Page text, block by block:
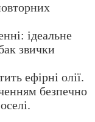
ідеальне
звички
ефірні олії.
безпечно